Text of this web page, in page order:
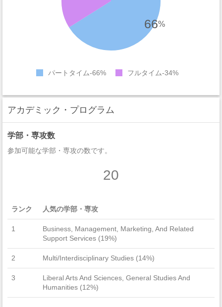
66%
パートタイム 66% フルタイム 34%
アカデミック・プログラム
学部・専攻数
参加可能な学部・専攻の数です。
20
ランク 人気の学部・専攻
1
Business, Management, Marketing, And Related
Support Services (19%)
2 Multi/Interdisciplinary Studies (14%)
3
Liberal Arts And Sciences, General Studies And
Humanities (12%)